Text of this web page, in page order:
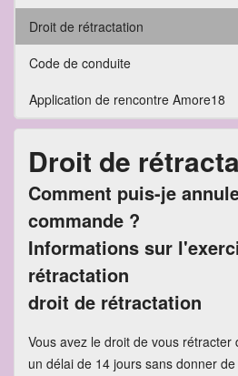
Droit de rétractation
Code de conduite
Application de rencontre Amore18
Droit de
Comment puis-je
commande ?
Informations sur
rétractation
droit de rétractation
Vous avez le droit de vous
un délai de 14 jours sans donner